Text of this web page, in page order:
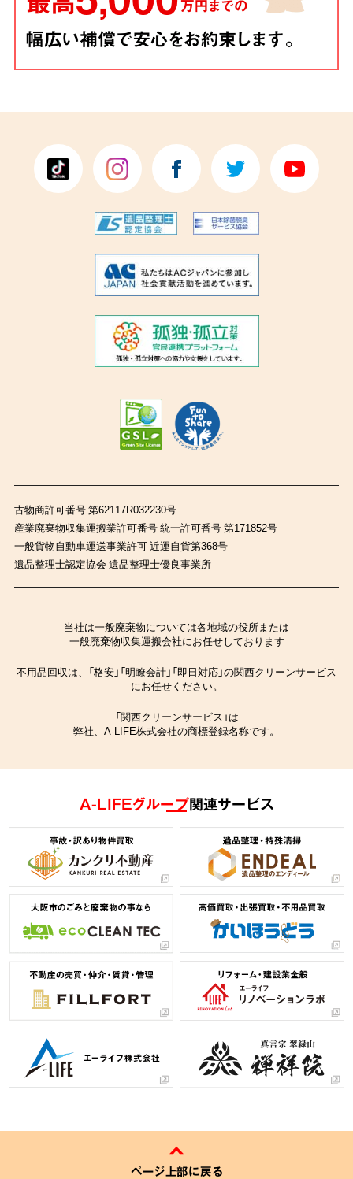
古物商許可番号 第62117R032230号
産業廃棄物収集運搬業許可番号 統一許可番号 第171852号
一般貨物自動車運送事業許可 近運自貨第368号
遺品整理士認定協会 遺品整理士優良事業所
当社は一般廃棄物については各地域の役所または
一般廃棄物収集運搬会社にお任せしております
不用品回収は、「格安」「明瞭会計」「即日対応」の関西クリーンサービス
にお任せください。
「関西クリーンサービス」は
弊社、A-LIFE株式会社の商標登録名称です。
A-LIFEグループ関連サービス
ページ上部に戻る